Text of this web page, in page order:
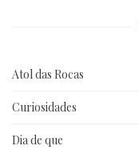
Atol das Rocas
Curiosidades
Dia de que